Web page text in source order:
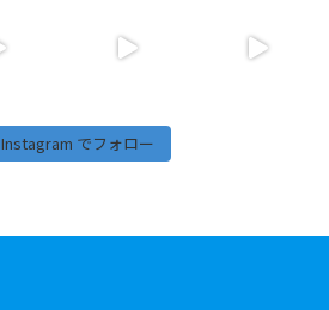
Instagram でフォロー